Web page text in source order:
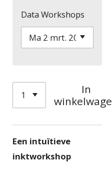
Data Workshops
In
Een intuïtieve
inktworkshop